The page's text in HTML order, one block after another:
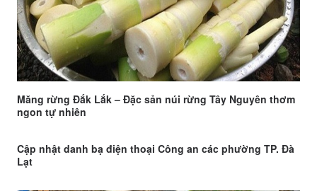
Măng rừng Đắk Lắk – Đặc sản núi rừng Tây Nguyên thơm
ngon tự nhiên
Cập nhật danh bạ điện thoại Công an các phường TP. Đà
Lạt